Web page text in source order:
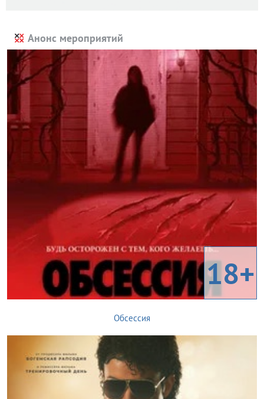
Анонс мероприятий
18+
Обсессия